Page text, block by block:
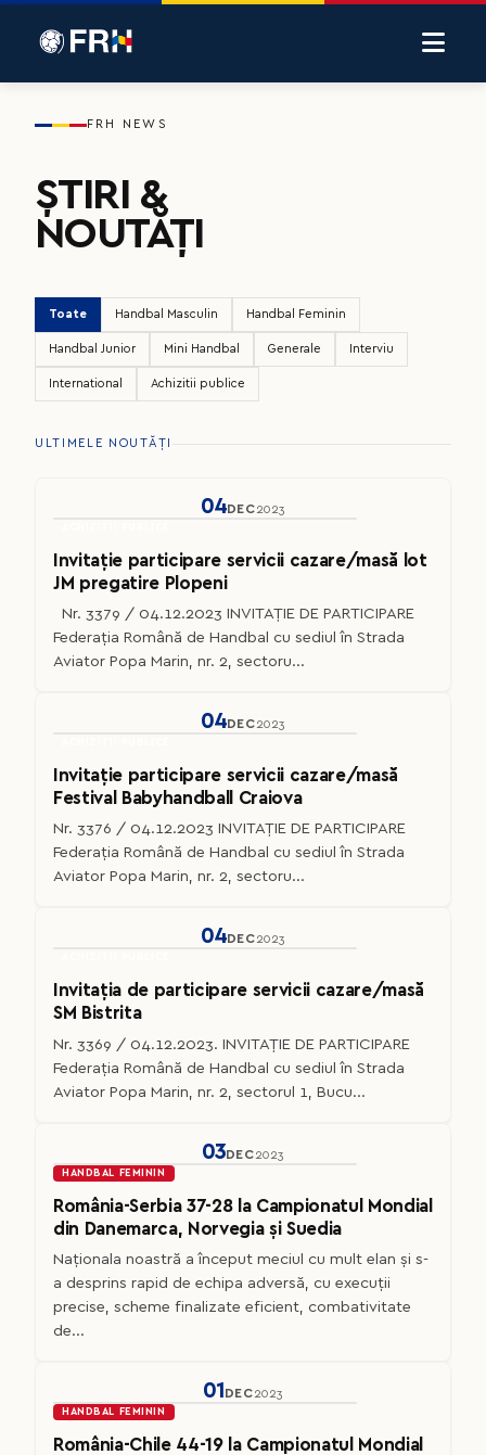
FRH NEWS
ȘTIRI &
NOUTĂȚI
Toate Handbal Masculin Handbal Feminin
Handbal Junior Mini Handbal Generale Interviu
International Achizitii publice
ULTIMELE NOUTĂȚI
04DEC2023
Invitație participare servicii cazare/masă lot
JM pregatire Plopeni
Federaţia Română de Handbal cu sediul în Strada
Aviator Popa Marin, nr. 2, sectoru...
04DEC2023
Invitație participare servicii cazare/masă
Festival Babyhandball Craiova
Nr. 3376 / 04.12.2023 INVITAȚIE DE PARTICIPARE
Federaţia Română de Handbal cu sediul în Strada
Aviator Popa Marin, nr. 2, sectoru...
04DEC2023
Invitația de participare servicii cazare/masă
SM Bistrita
Nr. 3369 / 04.12.2023. INVITAȚIE DE PARTICIPARE
Federaţia Română de Handbal cu sediul în Strada
Aviator Popa Marin, nr. 2, sectorul 1, Bucu...
03DEC2023
HANDBAL FEMININ
România-Serbia 37-28 la Campionatul Mondial
din Danemarca, Norvegia și Suedia
Naționala noastră a început meciul cu mult elan și s-
a desprins rapid de echipa adversă, cu execuții
precise, scheme finalizate eficient, combativitate
de...
01DEC2023
HANDBAL FEMININ
România-Chile 44-19 la Campionatul Mondial